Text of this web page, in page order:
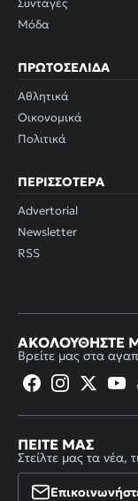
Μόδα
ΠΡΩΤΟΣΈΛΙΔΑ
Αθλητικά
Οικονομικά
Πολιτικά
ΠΕΡΙΣΣΌΤΕΡΑ
Advertorial
Newsletter
RSS
ΑΚΟΛΟΥΘΉΣΤΕ
Βρείτε μας στα
ΠΕΊΤΕ ΜΑΣ
Στείλτε μας τα νέα,